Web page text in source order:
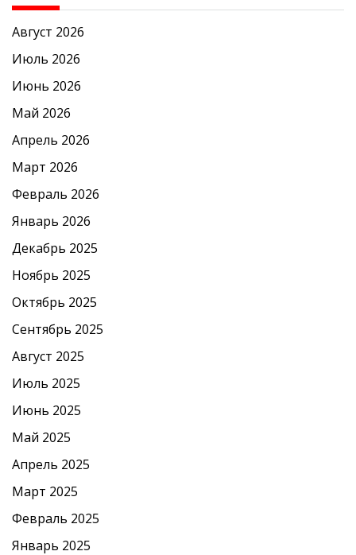
Август 2026
Июль 2026
Июнь 2026
Май 2026
Апрель 2026
Март 2026
Февраль 2026
Январь 2026
Декабрь 2025
Ноябрь 2025
Октябрь 2025
Сентябрь 2025
Август 2025
Июль 2025
Июнь 2025
Май 2025
Апрель 2025
Март 2025
Февраль 2025
Январь 2025